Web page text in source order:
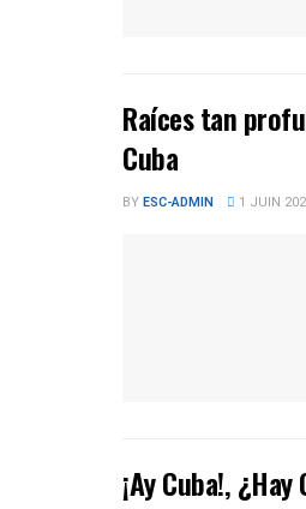
Raíces tan
Cuba
BYESC-ADMIN 1 JUIN
¡Ay Cuba!, ¿Hay